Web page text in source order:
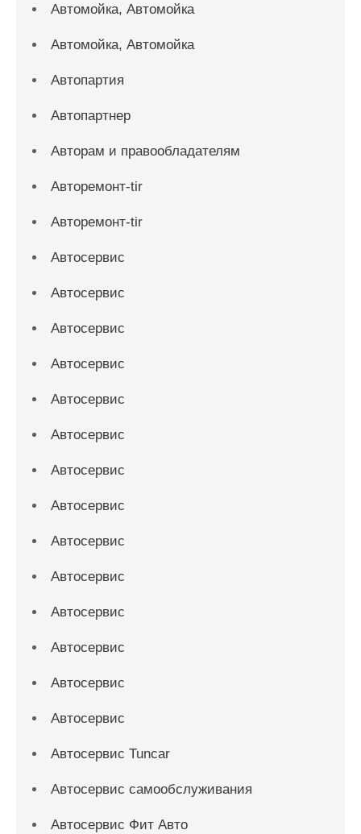
Автомойка, Автомойка
Автомойка, Автомойка
Автопартия
Автопартнер
Авторам и правообладателям
Авторемонт-tir
Авторемонт-tir
Автосервис
Автосервис
Автосервис
Автосервис
Автосервис
Автосервис
Автосервис
Автосервис
Автосервис
Автосервис
Автосервис
Автосервис
Автосервис
Автосервис
Автосервис Tuncar
Автосервис самообслуживания
Автосервис Фит Авто